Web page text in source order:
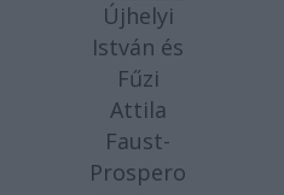
Újhelyi
István és
Fűzi
Attila
Faust-
Prospero